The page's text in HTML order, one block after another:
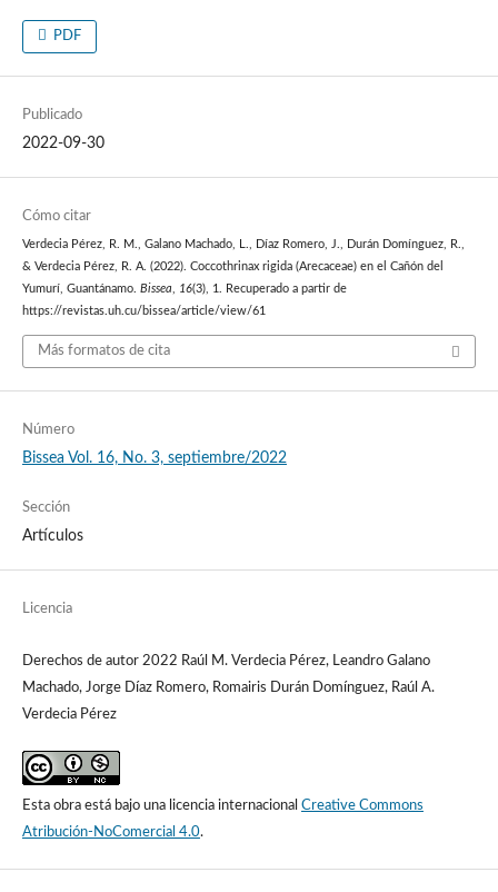
PDF
Publicado
2022-09-30
Cómo citar
Verdecia Pérez, R. M., Galano Machado, L., Díaz Romero, J., Durán Domínguez, R.,
& Verdecia Pérez, R. A. (2022). Coccothrinax rigida (Arecaceae) en el Cañón del
Yumurí, Guantánamo. Bissea, 16(3), 1. Recuperado a partir de
https://revistas.uh.cu/bissea/article/view/61
Más formatos de cita
Número
Bissea Vol. 16, No. 3, septiembre/2022
Sección
Artículos
Licencia
Derechos de autor 2022 Raúl M. Verdecia Pérez, Leandro Galano
Machado, Jorge Díaz Romero, Romairis Durán Domínguez, Raúl A.
Verdecia Pérez
Esta obra está bajo una licencia internacional Creative Commons
Atribución-NoComercial 4.0.